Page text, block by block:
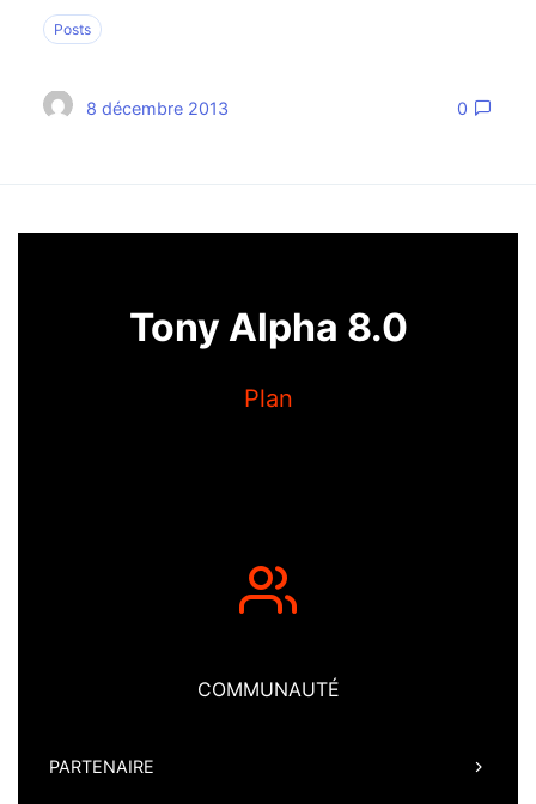
Posts
8 décembre 2013 0
Tony Alpha 8.0
Plan
COMMUNAUTÉ
PARTENAIRE